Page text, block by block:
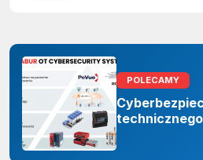
POLECAMY